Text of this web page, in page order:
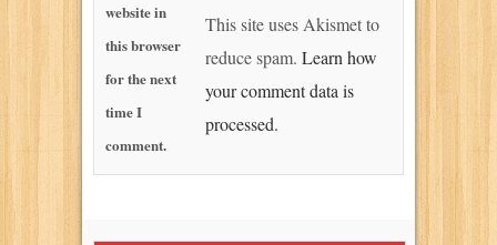
website in
this browser
for the next
time I
comment.
This site uses Akismet to
reduce spam. Learn how
your comment data is
processed.